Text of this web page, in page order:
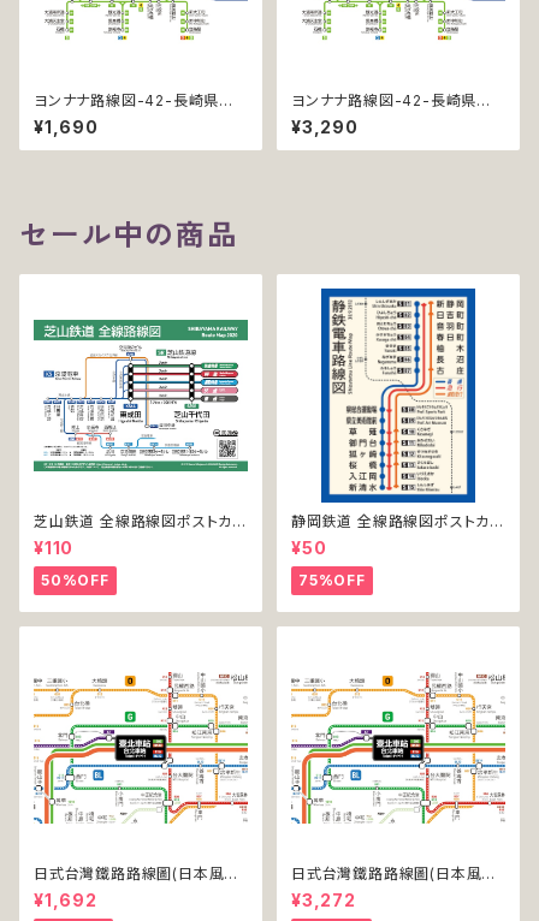
ヨンナナ路線図-42-長崎県の
鉄道 (Nagasaki / デジタル / L
T)
¥1,690
ヨンナナ路線図-42-長崎県の
鉄道 (Nagasaki / デジタル / L
T-NC)
¥3,290
セール中の商品
芝山鉄道 全線路線図ポストカー
ド 2020
¥110
50%OFF
静岡鉄道 全線路線図ポストカー
ド 2017
¥50
75%OFF
日式台灣鐵路路線圖(日本風台
湾鉄道路線図)(デジタル版／L
T)
¥1,692
日式台灣鐵路路線圖(日本風台
湾鉄道路線図)(デジタル版／LT
-NC)
¥3,272